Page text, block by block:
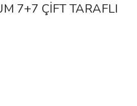
7+7 ÇİFT TARAFLI